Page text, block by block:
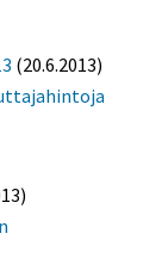
(20.6.2013)